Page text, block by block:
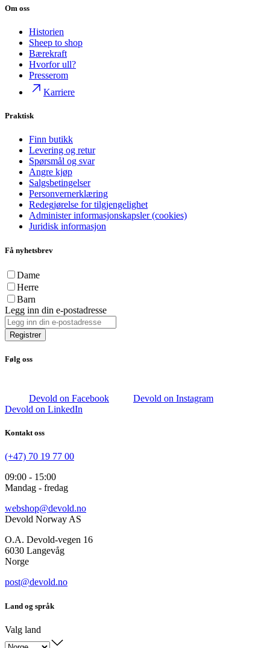
Om oss
Historien
Sheep to shop
Bærekraft
Hvorfor ull?
Presserom
Karriere
Praktisk
Finn butikk
Levering og retur
Spørsmål og svar
Angre kjøp
Salgsbetingelser
Personvernerklæring
Redegjørelse for tilgjengelighet
Administer informasjonskapsler (cookies)
Juridisk informasjon
Få nyhetsbrev
Dame
Herre
Barn
Legg inn din e-postadresse
Registrer
Følg oss
Devold on Facebook
Devold on Instagram
Devold on LinkedIn
Kontakt oss
(+47) 70 19 77 00
09:00 - 15:00
Mandag - fredag
webshop@devold.no
Devold Norway AS
O.A. Devold-vegen 16
6030 Langevåg
Norge
post@devold.no
Land og språk
Valg land